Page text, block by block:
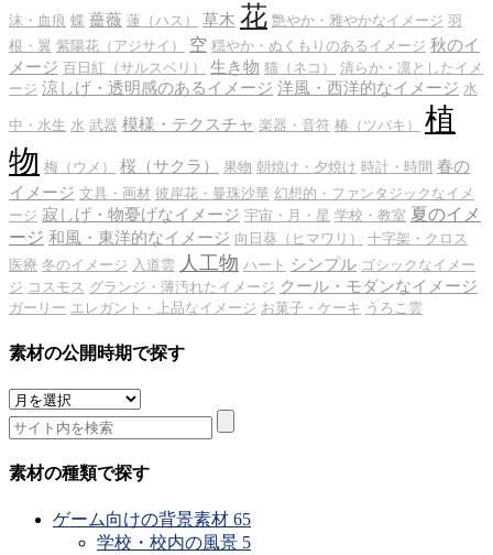
沫・血痕 蝶 薔薇 蓮（ハス） 草木 花 艶やか・雅やかなイメージ 羽
根・翼 紫陽花（アジサイ） 空 穏やか・ぬくもりのあるイメージ 秋のイ
メージ 百日紅（サルスベリ） 生き物 猫（ネコ）
清らか・凛としたイメ
ージ 涼しげ・透明感のあるイメージ 洋風・西洋的なイメージ 水
中・水生 水 武器 模様・テクスチャ 楽器・音符 椿（ツバキ）
植
物 梅（ウメ） 桜（サクラ） 果物 朝焼け・夕焼け 時計・時間 春の
イメージ 文具・画材 彼岸花・曼珠沙華 幻想的・ファンタジックなイメ
ージ 寂しげ・物憂げなイメージ 宇宙・月・星 学校・教室 夏のイメ
ージ 和風・東洋的なイメージ 向日葵（ヒマワリ）
十字架・クロス
医療 冬のイメージ 入道雲 人工物 ハート シンプル ゴシックなイメー
ジ コスモス グランジ・薄汚れたイメージ クール・モダンなイメージ
ガーリー エレガント・上品なイメージ お菓子・ケーキ うろこ雲
素材の公開時期で探す
素
材
の
公
素材の種類で探す
ゲーム向けの背景素材 65
学校・校内の風景 5